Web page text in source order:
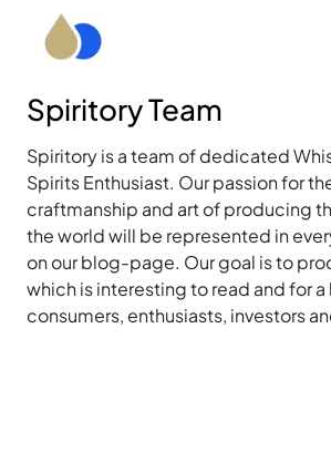
Spiritory Team
Spiritory is a team of dedicated
Spirits Enthusiast. Our passion for
craftmanship and art of producing
the world will be represented in
on our blog-page. Our goal is to
which is interesting to read and for
consumers, enthusiasts, investors